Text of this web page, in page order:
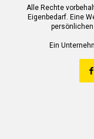
Alle Rechte
Eigenbedarf. Eine
Ein